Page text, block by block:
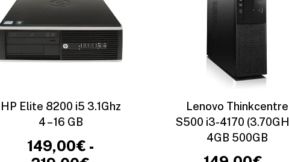
HP Elite 8200 i5 3.1Ghz
4 – 16 GB
149,00€ -
Lenovo Thinkcentre
S500 i3-4170
4GB 500GB